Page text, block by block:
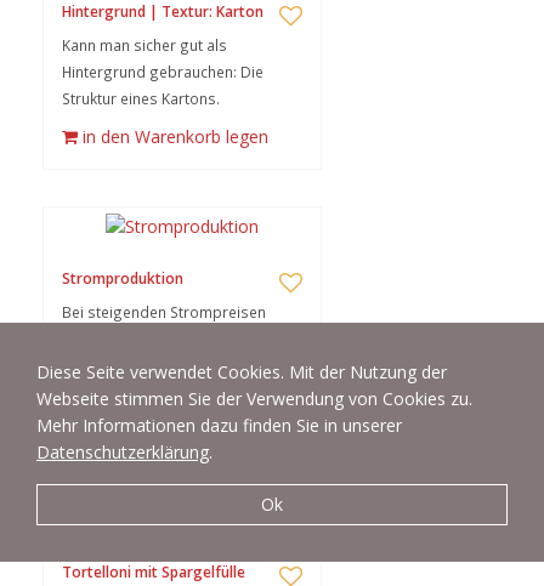
Diese Seite verwendet Cookies. Mit der Nutzung der
Webseite stimmen Sie der Verwendung von Cookies zu.
Mehr Informationen dazu finden Sie in unserer
Datenschutzerklärung.
Ok
Hintergrund | Textur: Karton
Kann man sicher gut als
Hintergrund gebrauchen: Die
Struktur eines Kartons.
in den Warenkorb legen
Stromproduktion
Bei steigenden Strompreisen
Photovoltaik-Anlage zur
Produktion von "grünem" Strom!
in den Warenkorb legen
Tortelloni mit Spargelfülle